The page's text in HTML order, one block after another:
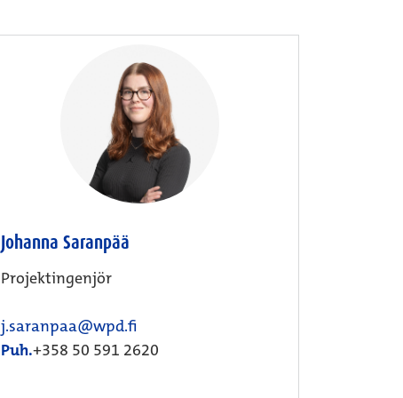
Johanna Saranpää
Projektingenjör
j.saranpaa@wpd.fi
Puh.+358 50 591 2620